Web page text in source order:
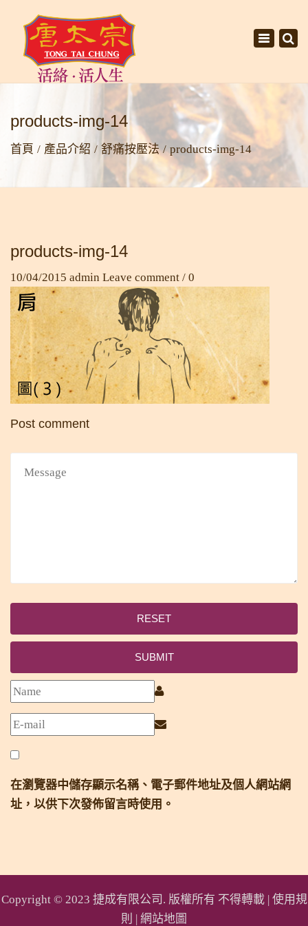
Toggle
products-img-14
首頁 產品介紹 舒痛按壓法 products-img-14
products-img-14
10/04/2015 admin Leave comment / 0
Post comment
RESET
SUBMIT
在瀏覽器中儲存顯示名稱、電子郵件地址及個人網站網
址，以供下次發佈留言時使用。
Copyright © 2023 捷成有限公司. 版權所有 不得轉載 | 使用規
則 | 網站地圖